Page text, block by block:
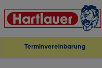
Terminvereinbarung